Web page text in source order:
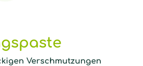
Verschmutzungen